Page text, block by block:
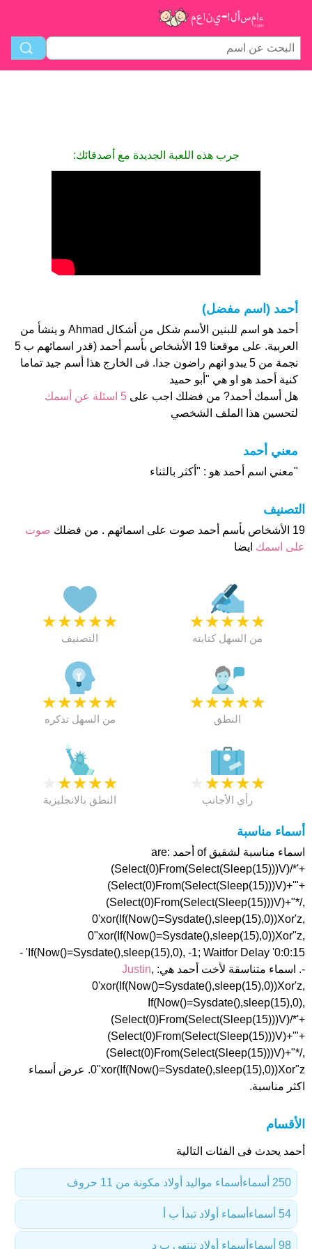
جرب هذه اللعبة الجديدة مع أصدقائك:
أحمد (اسم مفضل)
أحمد هو اسم للبنين الأسم شكل من أشكال Ahmad و ينشأ من
العربية. على موقعنا 19 الأشخاص بأسم أحمد (قدر اسمائهم ب 5
نجمة من 5 يبدو انهم راضون جدا. فى الخارج هذا أسم جيد تماما
كنية أحمد هو او هي "أبو حميد
هل أسمك أحمد? من فضلك اجب على 5 اسئلة عن أسمك
لتحسين هذا الملف الشخصي
معني أحمد
"معني اسم أحمد هو : "أكثر بالثناء
التصنيف
19 الأشخاص بأسم أحمد صوت على اسمائهم . من فضلك
صوت
على اسمك ايضا
★
★
★
★
★
التصنيف
★
★
★
★
★
من السهل كتابته
★
★
★
★
★
من السهل تذكره
★
★
★
★
★
النطق
★
★
★
★
النطق بالانجليزية
★
★
★
★
رأي الأجانب
أسماء مناسبة
اسماء مناسبة لشقيق of أحمد are:
(Select(0)From(Select(Sleep(15)))V)/*'+
(Select(0)From(Select(Sleep(15)))V)+'"+
(Select(0)From(Select(Sleep(15)))V)+"*/,
0'xor(If(Now()=Sysdate(),sleep(15),0))Xor'z,
0"xor(If(Now()=Sysdate(),sleep(15),0))Xor"z,
If(Now()=Sysdate(),sleep(15),0), -1; Waitfor Delay '0:0:15' -
-. اسماء متناسقة لأخت أحمد هي: Justin,
0'xor(If(Now()=Sysdate(),sleep(15),0))Xor'z,
If(Now()=Sysdate(),sleep(15),0),
(Select(0)From(Select(Sleep(15)))V)/*'+
(Select(0)From(Select(Sleep(15)))V)+'"+
(Select(0)From(Select(Sleep(15)))V)+"*/,
0"xor(If(Now()=Sysdate(),sleep(15),0))Xor"z. عرض أسماء
اكثر مناسبة.
الأقسام
أحمد يحدث فى الفئات التالية
أسماء مواليد أولاد مكونة من 11 حروف 250 أسماء
أسماء أولاد تبدأ ب أ 54 أسماء
أسماء أولاد تنتهي ب د 98 أسماء